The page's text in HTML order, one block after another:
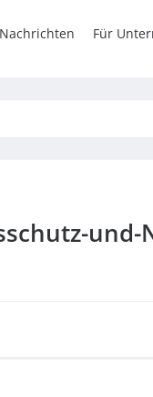
Nachrichten Für
und-